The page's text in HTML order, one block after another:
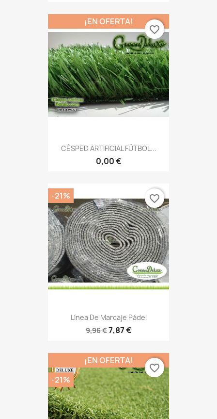
CÉSPED ARTIFICIAL FÚTBOL...
0,00 €
¡EN OFERTA!
favorite_border
Línea De Marcaje Pádel
9,96 €7,87 €
-21% favorite_border
¡EN OFERTA!
-21%
favorite_border